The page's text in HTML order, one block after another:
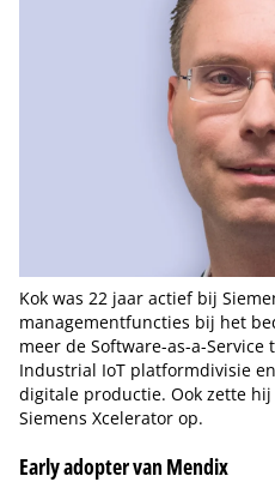
Kok was 22 jaar actief bij
managementfuncties bij het
meer de Software-as-a-
Industrial IoT platformdivisie
digitale productie. Ook zette
Siemens Xcelerator op.
Early adopter van Mendix